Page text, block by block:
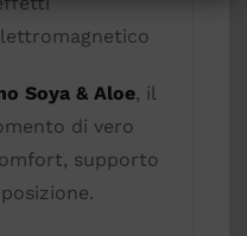
Soya & Aloe, il
di vero
supporto